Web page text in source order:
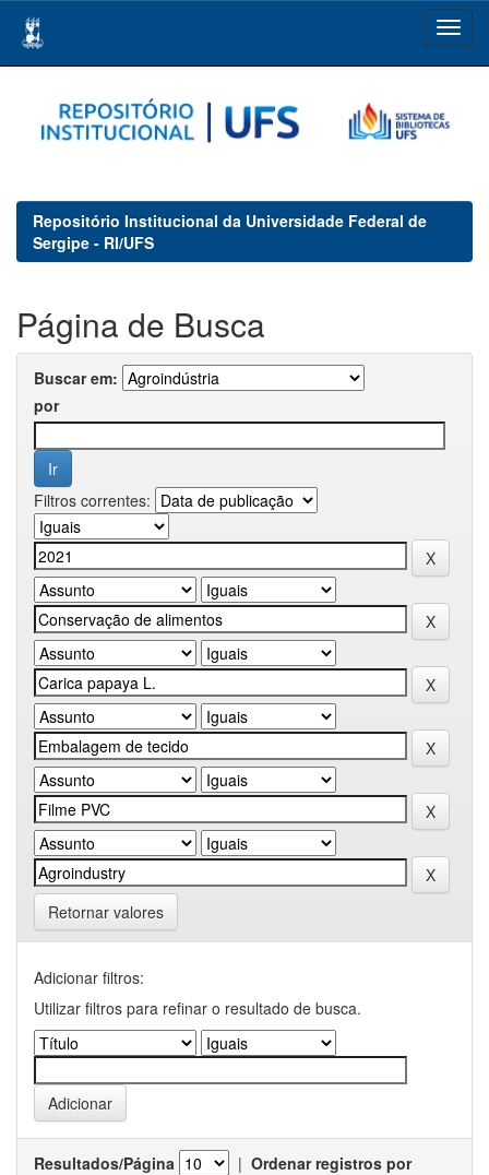
navigation
Repositório Institucional da Universidade Federal de
Sergipe - RI/UFS
Página de Busca
Buscar em:
por
Filtros correntes:
Retornar valores
Adicionar filtros:
Utilizar filtros para refinar o resultado de busca.
Resultados/Página | Ordenar registros por